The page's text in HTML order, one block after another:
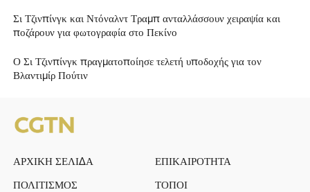
Σι Τζινπίνγκ και Ντόναλντ Τραμπ ανταλλάσσουν χειραψία και
ποζάρουν για φωτογραφία στο Πεκίνο
Ο Σι Τζινπίνγκ πραγματοποίησε τελετή υποδοχής για τον
Βλαντιμίρ Πούτιν
ΑΡΧΙΚΗ ΣΕΛΙΔΑ
ΕΠΙΚΑΙΡΟΤΗΤΑ
ΠΟΛΙΤΙΣΜΟΣ
ΤΟΠΟΙ